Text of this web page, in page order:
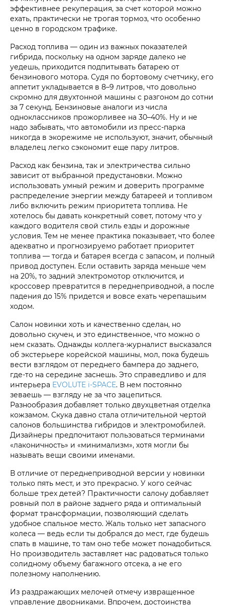
эффективнее рекуперация, за счет которой можно
ехать, практически не трогая тормоз, что особенно
ценно в городском трафике.
Расход топлива — один из важных показателей
гибрида, поскольку на одном заряде далеко не
уедешь, приходится подпитывать батарею от
бензинового мотора. Судя по бортовому счетчику, его
аппетит укладывается в 8–9 литров, что довольно
скромно для двухтонной машины с разгоном до сотни
за 7 секунд. Бензиновые аналоги из числа
одноклассников прожорливее на 30–40%. Ну и не
надо забывать, что автомобили из пресс-парка
никогда в экорежиме не используют, значит, обычный
владелец легко сэкономит еще пару литров.
Расход как бензина, так и электричества сильно
зависит от выбранной предустановки. Можно
использовать умный режим и доверить программе
распределение энергии между батареей и топливом
либо включить режим приоритета топлива. Не
хотелось бы давать конкретный совет, потому что у
каждого водителя свой стиль езды и дорожные
условия. Тем не менее практика показывает, что более
адекватно и прогнозируемо работает приоритет
топлива — тогда и батарея всегда с запасом, и полный
привод доступен. Если оставить заряда меньше чем
на 20%, то задний электромотор отключится, и
кроссовер превратится в переднеприводной, а после
падения до 15% придется и вовсе ехать черепашьим
ходом.
Салон новинки хоть и качественно сделан, но
довольно скучен, и это единственное, что можно о
нем сказать. Однажды коллега-журналист высказался
об экстерьере корейской машины, мол, пока будешь
вести взглядом от переднего бампера до заднего,
где-то на середине заснешь. Это справедливо и для
интерьера EVOLUTE i‑SPACE. В нем постоянно
зеваешь — взгляду не за что зацепиться.
Разнообразия добавляет только двухцветная отделка
кожзамом. Скука давно стала отличительной чертой
салонов большинства гибридов и электромобилей.
Дизайнеры предпочитают пользоваться терминами
«лаконичность» и «минимализм», хотя могли бы
называть вещи своими именами.
В отличие от переднеприводной версии у новинки
только пять мест, и это прекрасно. У кого сейчас
больше трех детей? Практичности салону добавляет
ровный пол в районе заднего ряда и оптимальный
формат трансформации, позволяющий сделать
удобное спальное место. Жаль только нет запасного
колеса — ведь если ты добрался до мест, где будешь
спать в машине, то там оно тебе может понадобиться.
Но производитель заставляет нас радоваться только
солидному объему багажного отсека, а не его
полезному наполнению.
Из раздражающих мелочей отмечу извращенное
управление дворниками. Впрочем, достоинства